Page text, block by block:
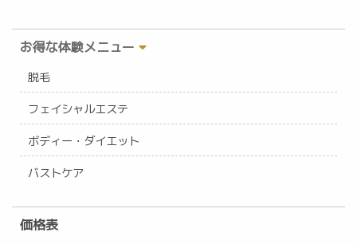
お得な体験メニュー
脱毛
フェイシャルエステ
ボディー・ダイエット
バストケア
価格表